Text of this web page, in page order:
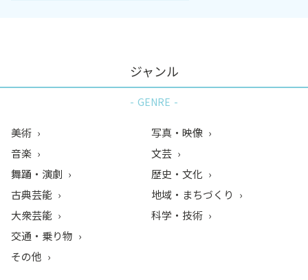
ジャンル
GENRE
美術
音楽
舞踊・演劇
古典芸能
大衆芸能
写真・映像
文芸
歴史・文化
地域・まちづくり
科学・技術
交通・乗り物
その他